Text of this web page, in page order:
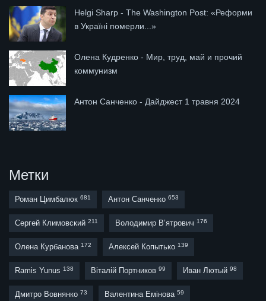
Helgi Sharp - The Washington Post: «Реформи
в Україні померли...»
Олена Кудренко - Мир, труд, май и прочий
коммунизм
Антон Санченко - Дайджест 1 травня 2024
Метки
Роман Цимбалюк 681 Антон Санченко 653
Сергей Климовский 211 Володимир В’ятрович 176
Олена Курбанова 172 Алексей Копытько 139
Ramis Yunus 138 Віталій Портников 99 Иван Лютый 98
Дмитро Вовнянко 73 Валентина Емінова 59